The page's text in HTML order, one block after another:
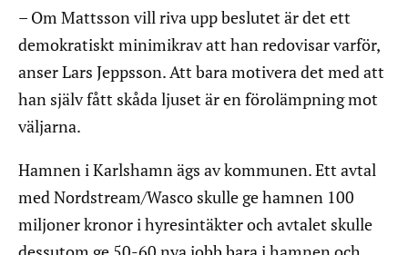
– Om Mattsson vill riva upp beslutet är det ett
demokratiskt minimikrav att han redovisar varför,
anser Lars Jeppsson. Att bara motivera det med att
han själv fått skåda ljuset är en förolämpning mot
väljarna.
Hamnen i Karlshamn ägs av kommunen. Ett avtal
med Nordstream/Wasco skulle ge hamnen 100
miljoner kronor i hyresintäkter och avtalet skulle